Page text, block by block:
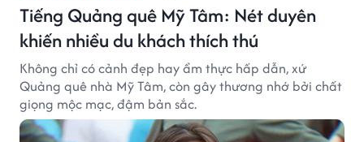
Tiếng Quảng quê Mỹ Tâm: Nét duyên
khiến nhiều du khách thích thú
Không chỉ có cảnh đẹp hay ẩm thực hấp dẫn, xứ
Quảng quê nhà Mỹ Tâm, còn gây thương nhớ bởi chất
giọng mộc mạc, đậm bản sắc.